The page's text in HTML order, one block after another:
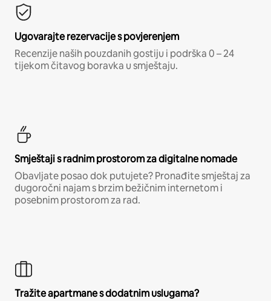
Ugovarajte rezervacije s povjerenjem
Recenzije naših pouzdanih gostiju i podrška 0 – 24
tijekom čitavog boravka u smještaju.
Smještaji s radnim prostorom za digitalne nomade
Obavljate posao dok putujete? Pronađite smještaj za
dugoročni najam s brzim bežičnim internetom i
posebnim prostorom za rad.
Tražite apartmane s dodatnim uslugama?